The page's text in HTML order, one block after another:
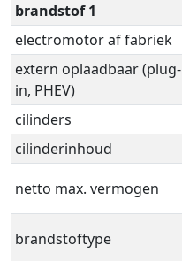
brandstof 1
electromotor af fabriek
extern oplaadbaar (plug-
in, PHEV)
cilinders
cilinderinhoud
netto max. vermogen
brandstoftype